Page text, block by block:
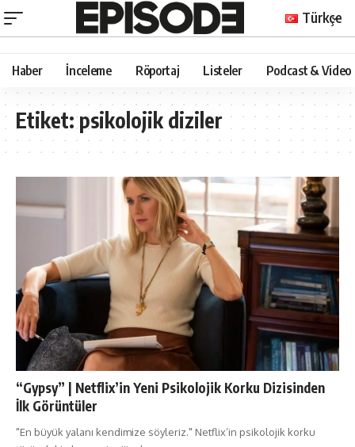
Türkçe
Haber İnceleme Röportaj Listeler Podcast & Video
Etiket:psikolojik diziler
“Gypsy” | Netflix’in Yeni Psikolojik Korku Dizisinden
İlk Görüntüler
"En büyük yalanı kendimize söyleriz." Netflix’in psikolojik korku